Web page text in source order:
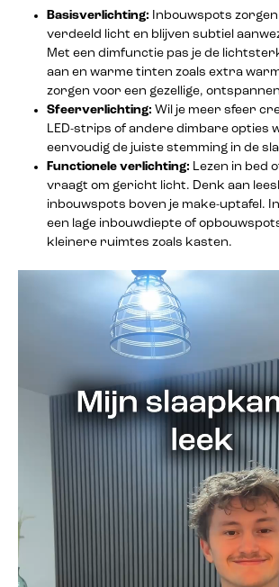
Basisverlichting: Inbouwspots
verdeeld licht en blijven subtiel
Met een dimfunctie pas je de
aan en warme tinten zoals extra
zorgen voor een gezellige,
Sfeerverlichting: Wil je meer sfeer
LED-strips of andere dimbare opties
eenvoudig de juiste stemming in de
Functionele verlichting: Lezen in bed
vraagt om gericht licht. Denk aan
inbouwspots boven je make-uptafel.
een lage inbouwdiepte of
kleinere ruimtes zoals kasten.